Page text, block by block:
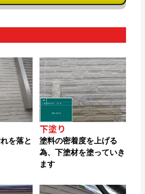
を落と
下塗り
塗料の密着度を上げる
為、下塗材を塗っていき
ます